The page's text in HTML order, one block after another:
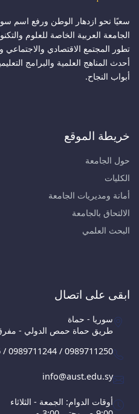
سعيًا نحو ازدهار الوطن ورفع اسم
الجامعة العربية الخاصة للعلوم
تطور المجتمع الاقتصادي
أحدث المناهج العلمية والبرامج
أبواب النجاح.
خريطة الموقع
حول الجامعة
الكليات
أمانة ومديريات الجامعة
الالتحاق بالجامعة
البحث العلمي
ابقى على اتصال
سوريا - حماة
طريق حماة حمص الدولي -
/ 0989711244 / 0989711250
info@aust.edu.sy
أوقات الدوام: الجمعة - الثلاثاء